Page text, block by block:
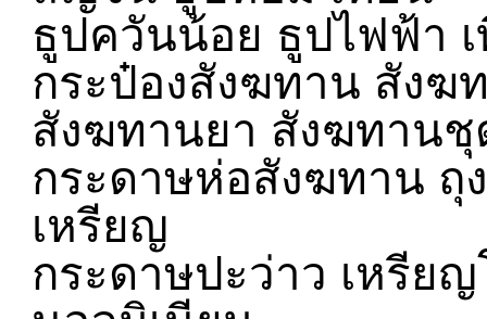
ธูปควันน้อย ธูปไฟฟ้า
กระป๋องสังฆทาน สังฆ
สังฆทานยา สังฆทาน
กระดาษห่อสังฆทาน ถุ
เหรียญ
กระดาษปะว่าว เหรีย